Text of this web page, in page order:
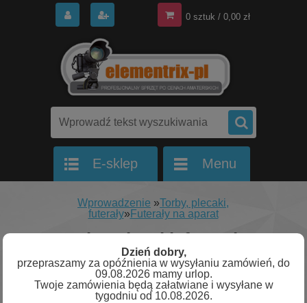
0 sztuk / 0,00 zł
E-sklep Menu
Wprowadzenie »Torby, plecaki,
futerały» Futerały na aparat
Torby, plecaki, futerały
/ Futerały na aparat
Produkt nie został odnaleziony w tym
dziale.
Dzień dobry,
przepraszamy za opóźnienia w wysyłaniu zamówień, do
09.08.2026 mamy urlop.
Twoje zamówienia będą załatwiane i wysyłane w
tygodniu od 10.08.2026.